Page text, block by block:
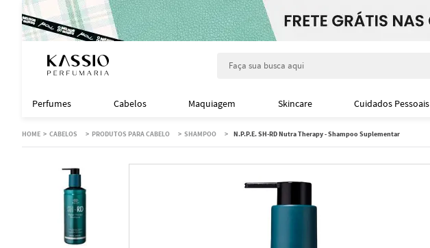
Perfumes Cabelos Maquiagem Skincare Cuidados Pessoais
CABELOS PRODUTOS PARA CABELO SHAMPOO N.P.P.E. SH-RD Nutra Therapy - Shampoo Suplementar